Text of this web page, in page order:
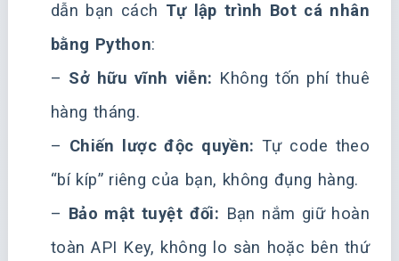
dẫn bạn cách Tự lập trình Bot cá nhân
bằng Python:
– Sở hữu vĩnh viễn: Không tốn phí thuê
hàng tháng.
– Chiến lược độc quyền: Tự code theo
“bí kíp” riêng của bạn, không đụng hàng.
– Bảo mật tuyệt đối: Bạn nắm giữ hoàn
toàn API Key, không lo sàn hoặc bên thứ